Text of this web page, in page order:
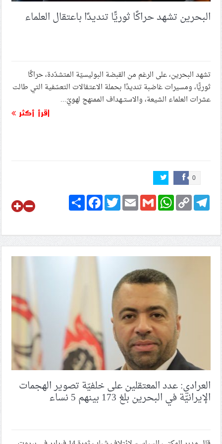
البحرين تشهد حراكًا ثوريًّا تنديدًا باعتقال العلماء
تشهد البحرين، على الرغم من القبضة البوليسيّة المتشدّدة، حراكًا
ثوريًّا، ومسيرات غاضبة تنديدًا بحملة الاعتـقالات التعسّفية التي طالت
عشرات العلماء الشيعة، والاستــهداف الممنهج لهويّ...
اقرأ أكثر
0
ShareFacebookTwitterEmailGmail
WhatsApp Copy
Link
Telegram
العرادي: عدد المعتقلين على خلفيّة تصوير الهجمات
الإيرانيّة في البحرين بلغ 173 بينهم 5 نساء